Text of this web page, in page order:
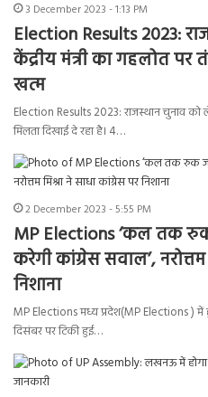
3 December 2023 - 1:13 PM
Election Results 2023:
केंद्रीय मंत्री का गहलोत
खत्म
Election Results 2023: राजस्थान चुनाव
मिलता दिखाई दे रहा है। 4…
2 December 2023 - 5:55 PM
MP Elections ‘कल तक
करेगी कांग्रेस सवाल’,
निशाना
MP Elections मध्य प्रदेश(MP Elections )
दिसंबर पर टिकी हुई…